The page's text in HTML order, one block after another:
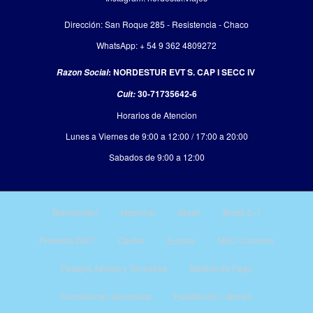
Dirección: San Roque 285 - Resistencia - Chaco
WhatsApp: + 54 9 362 4809272
Razon Social: NORDESTUR EVT S. CAP I SECC IV
Cuit:30-71735642-6
Horarios de Atencion
Lunes a Viernes de 9:00 a 12:00 / 17:00 a 20:00
Sabados de 9:00 a 12:00
Bienvenido! Nacional Brasil Brasil 2×1
Preventa 2027 Caribe Europa MSC Cruceros
Pasajes Aéreos y Terrestres Medios de Pago
Condiciones Generales Habilitacion / Idoneo